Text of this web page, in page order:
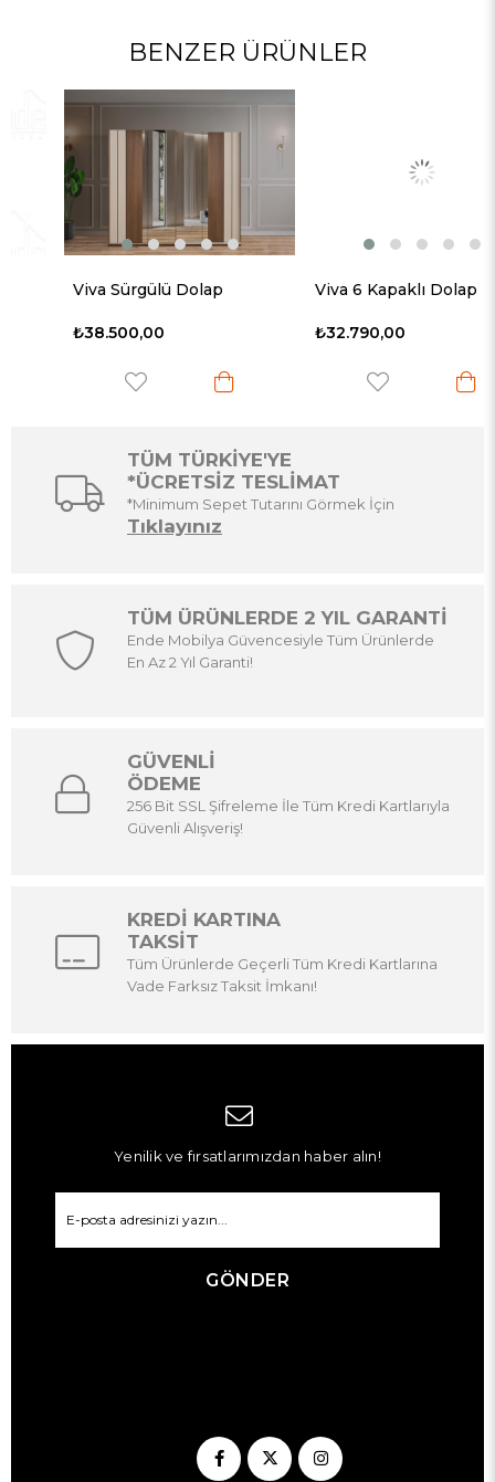
BENZER ÜRÜNLER
Viva Sürgülü Dolap
₺38.500,00
Viva 6 Kapaklı Dolap
₺32.790,00
TÜM TÜRKİYE'YE
*ÜCRETSİZ TESLİMAT
*Minimum Sepet Tutarını Görmek İçin
Tıklayınız
TÜM ÜRÜNLERDE 2 YIL GARANTİ
Ende Mobilya Güvencesiyle Tüm Ürünlerde
En Az 2 Yıl Garanti!
GÜVENLİ
ÖDEME
256 Bit SSL Şifreleme İle Tüm Kredi Kartlarıyla
Güvenli Alışveriş!
KREDİ KARTINA
TAKSİT
Tüm Ürünlerde Geçerli Tüm Kredi Kartlarına
Vade Farksız Taksit İmkanı!
Yenilik ve fırsatlarımızdan haber alın!
GÖNDER